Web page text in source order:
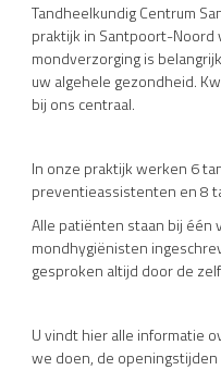
Tandheelkundig Centrum
praktijk in Santpoort-Noord
mondverzorging is
uw algehele gezondheid.
bij ons centraal.
In onze praktijk werken 6
preventieassistenten en 8
Alle patiënten staan bij
mondhygiënisten
gesproken altijd door de
U vindt hier alle informatie
we doen, de